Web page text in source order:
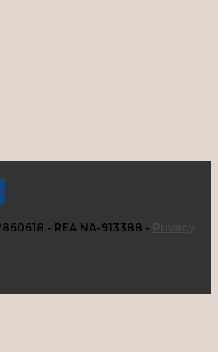
- REA NA-913388 -